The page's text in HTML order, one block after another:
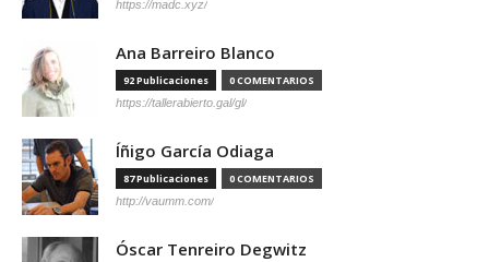
https://madc.xyz/
Ana Barreiro Blanco
92 Publicaciones 0 COMENTARIOS
https://tallerabierto.gal/gl/
Íñigo García Odiaga
87 Publicaciones 0 COMENTARIOS
http://vaumm.com/
Óscar Tenreiro Degwitz